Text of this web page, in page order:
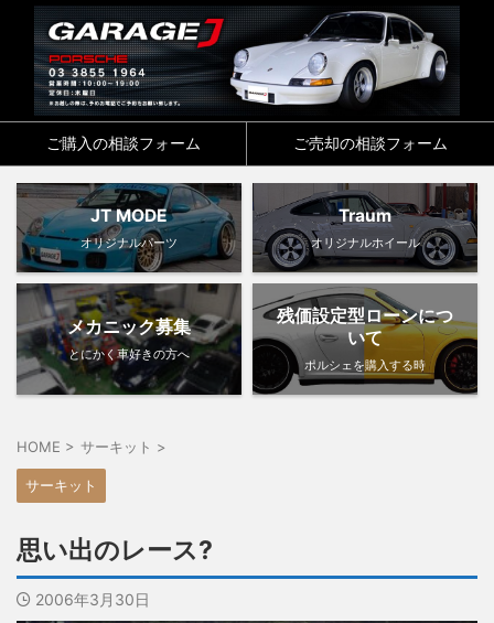
ご購入の相談フォーム ご売却の相談フォーム
JT MODE
オリジナルパーツ
Traum
オリジナルホイール
メカニック募集
とにかく車好きの方へ
残価設定型ローンにつ
いて
ポルシェを購入する時
HOME > サーキット >
サーキット
思い出のレース?
2006年3月30日